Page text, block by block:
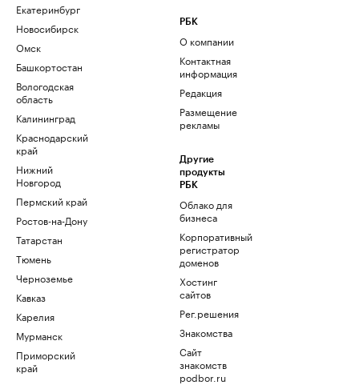
Екатеринбург
Новосибирск
Омск
Башкортостан
Вологодская
область
Калининград
Краснодарский
край
Нижний
Новгород
Пермский край
Ростов-на-Дону
Татарстан
Тюмень
Черноземье
Кавказ
Карелия
Мурманск
Приморский
край
РБК
О компании
Контактная
информация
Редакция
Размещение
рекламы
Другие
продукты
РБК
Облако для
бизнеса
Корпоративный
регистратор
доменов
Хостинг
сайтов
Рег.решения
Знакомства
Сайт
знакомств
podbor.ru